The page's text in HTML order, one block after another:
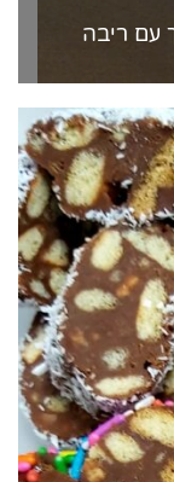
עם ריבה